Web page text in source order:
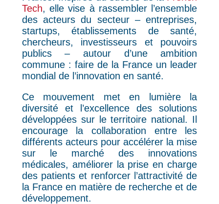
Tech, elle vise à rassembler l’ensemble
des acteurs du secteur – entreprises,
startups, établissements de santé,
chercheurs, investisseurs et pouvoirs
publics – autour d’une ambition
commune : faire de la France un leader
mondial de l’innovation en santé.
Ce mouvement met en lumière la
diversité et l’excellence des solutions
développées sur le territoire national. Il
encourage la collaboration entre les
différents acteurs pour accélérer la mise
sur le marché des innovations
médicales, améliorer la prise en charge
des patients et renforcer l’attractivité de
la France en matière de recherche et de
développement.